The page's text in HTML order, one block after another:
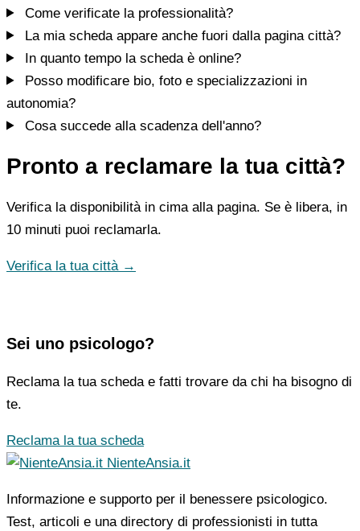
Come verificate la professionalità?
La mia scheda appare anche fuori dalla pagina città?
In quanto tempo la scheda è online?
Posso modificare bio, foto e specializzazioni in
autonomia?
Cosa succede alla scadenza dell'anno?
Pronto a reclamare la tua città?
Verifica la disponibilità in cima alla pagina. Se è libera, in
10 minuti puoi reclamarla.
Verifica la tua città →
Sei uno psicologo?
Reclama la tua scheda e fatti trovare da chi ha bisogno di
te.
Reclama la tua scheda
NienteAnsia.it
Informazione e supporto per il benessere psicologico.
Test, articoli e una directory di professionisti in tutta